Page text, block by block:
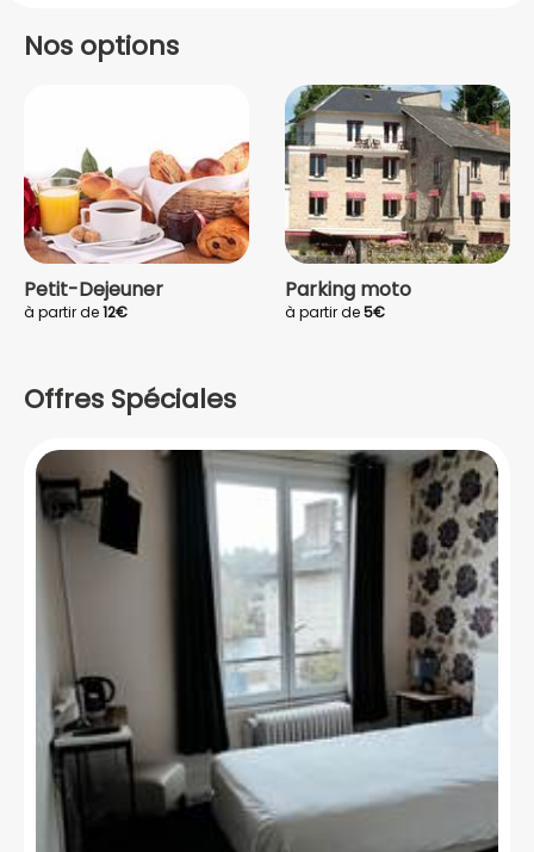
Nos options
Petit-Dejeuner
à partir de12€
Parking moto
à partir de5€
Offres Spéciales